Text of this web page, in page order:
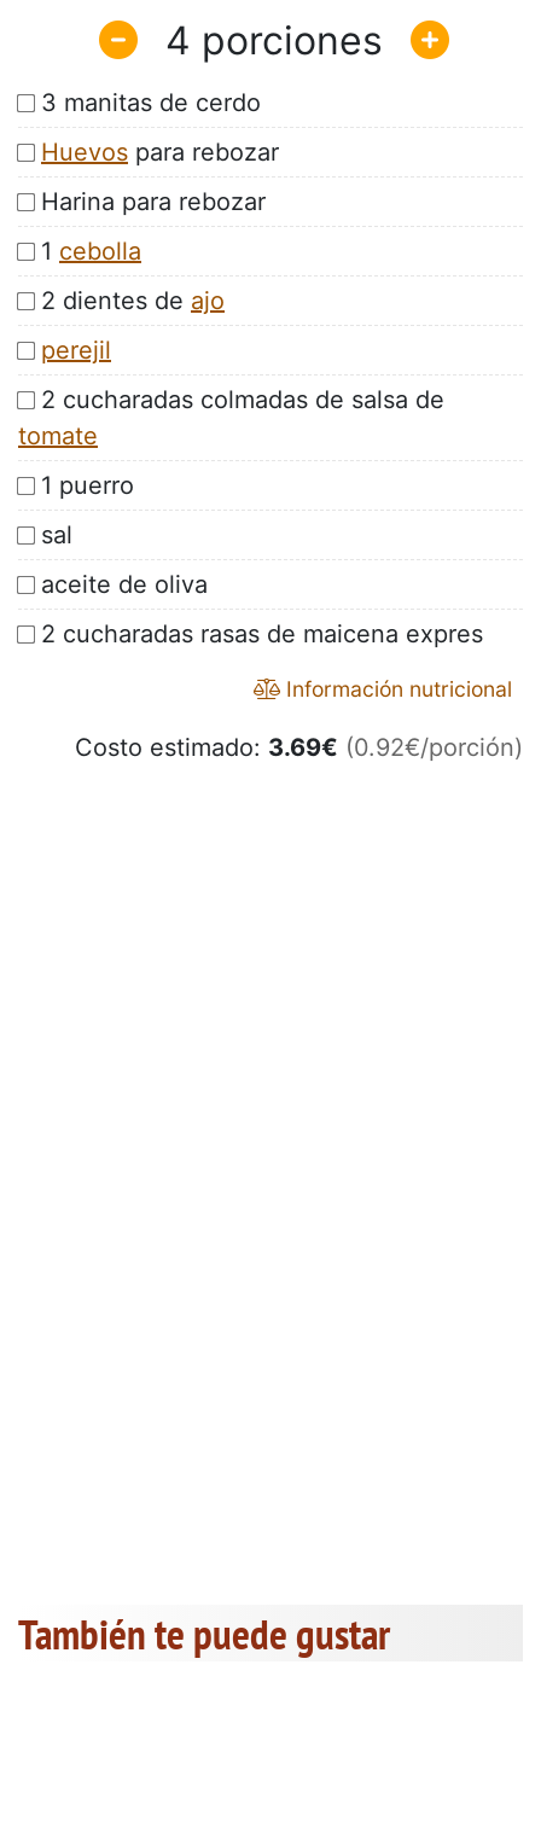
4
3 manitas de cerdo
Huevos para rebozar
Harina para rebozar
1 cebolla
2 dientes de ajo
perejil
2 cucharadas colmadas de salsa de
tomate
1 puerro
sal
aceite de oliva
2 cucharadas rasas de maicena expres
Información nutricional
Costo estimado: 3.69€ (0.92€/porción)
También te puede gustar